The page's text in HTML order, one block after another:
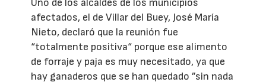
Uno de los alcaldes de los municipios
afectados, el de Villar del Buey, José María
Nieto, declaró que la reunión fue
“totalmente positiva“ porque ese alimento
de forraje y paja es muy necesitado, ya que
hay ganaderos que se han quedado ”sin nada